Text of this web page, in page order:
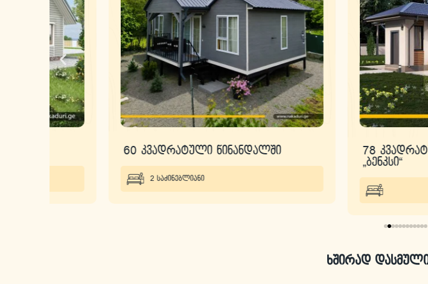
60 კვადრატული წინანდალში
2 საძინებლიანი
78 კვადრატული
ხშირად დასმული